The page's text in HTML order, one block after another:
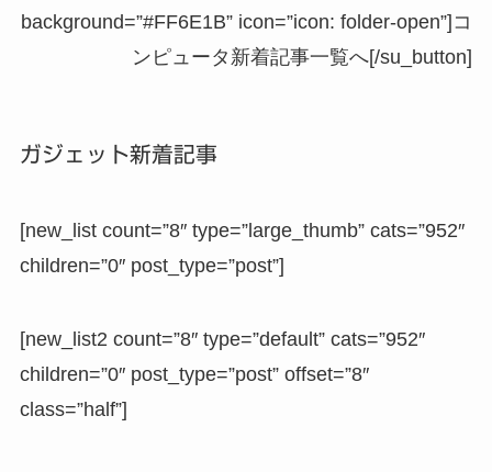
background=”#FF6E1B” icon=”icon: folder-open”]コ
ンピュータ新着記事一覧へ[/su_button]
ガジェット新着記事
[new_list count=”8″ type=”large_thumb” cats=”952″
children=”0″ post_type=”post”]
[new_list2 count=”8″ type=”default” cats=”952″
children=”0″ post_type=”post” offset=”8″
class=”half”]